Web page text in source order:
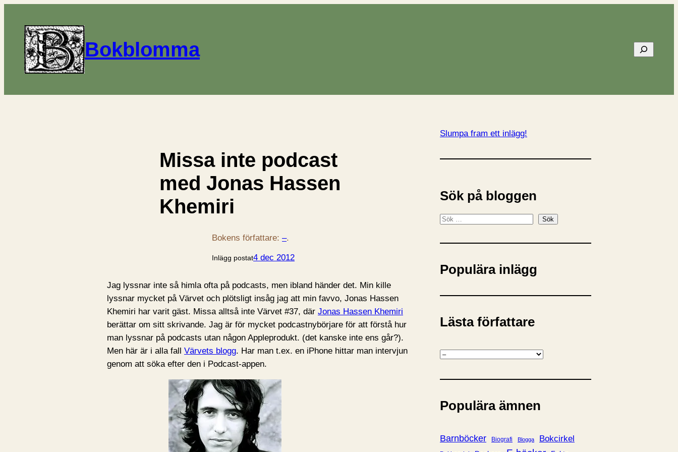
Bokblomma Sök
Missa inte podcast
med Jonas Hassen
Khemiri
Bokens författare: –.
Inlägg postat4 dec 2012
Jag lyssnar inte så himla ofta på podcasts, men ibland händer det. Min kille
lyssnar mycket på Värvet och plötsligt insåg jag att min favvo, Jonas Hassen
Khemiri har varit gäst. Missa alltså inte Värvet #37, där Jonas Hassen Khemiri
berättar om sitt skrivande. Jag är för mycket podcastnybörjare för att förstå hur
man lyssnar på podcasts utan någon Appleprodukt. (det kanske inte ens går?).
Men här är i alla fall Värvets blogg. Har man t.ex. en iPhone hittar man intervjun
genom att söka efter den i Podcast-appen.
Slumpa fram ett inlägg!
Sök på bloggen
S
k
Sök
Populära inlägg
Lästa författare
K
t
g
i
Populära ämnen
Barnböcker Biografi Blogga Bokcirkel